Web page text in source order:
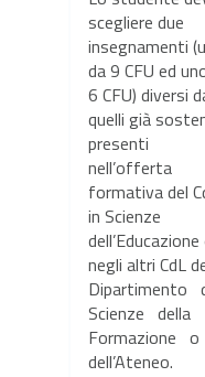
scegliere due
insegnamenti
da 9 CFU ed
6 CFU) diversi
quelli già
presenti
nell’offerta
formativa del
in Scienze
negli altri CdL
Scienze della
Formazione o
dell’Ateneo.